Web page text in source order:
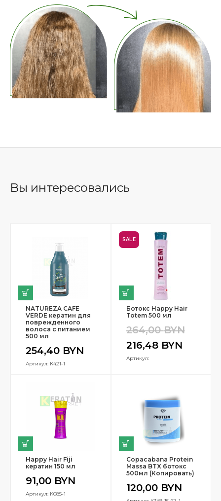
Вы интересовались
NATUREZA CAFE
VERDE кератин для
поврежденного
волоса с питанием
500 мл
254,40 BYN
Артикул: K421-1
SALE
Ботокс Happy Hair
Totem 500 мл
264,00BYN
216,48 BYN
Артикул:
Happy Hair Fiji
кератин 150 мл
91,00 BYN
Артикул: K085-1
Copacabana Protein
Massa BTX ботокс
500мл (Копировать)
120,00 BYN